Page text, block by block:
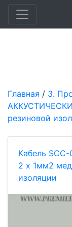
Главная / 3.
резиновой
Кабель
2 x 1мм2
изоляции